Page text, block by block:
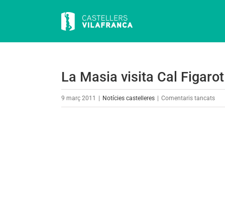
La Masia visita Cal Figarot
9 març 2011 Notícies castelleres Comentaris tancatsa